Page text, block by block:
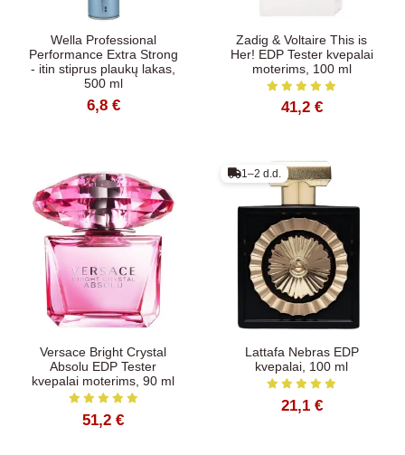
Wella Professional
Performance Extra Strong
- itin stiprus plaukų lakas,
500 ml
6,8 €
Zadig & Voltaire This is
Her! EDP Tester kvepalai
moterims, 100 ml
41,2 €
Versace Bright Crystal
Absolu EDP Tester
kvepalai moterims, 90 ml
51,2 €
1–2 d.d.
Lattafa Nebras EDP
kvepalai, 100 ml
21,1 €